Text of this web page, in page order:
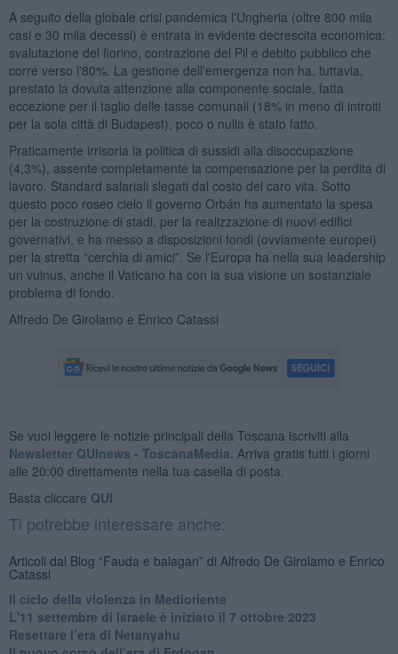
A seguito della globale crisi pandemica l'Ungheria (oltre 800 mila
casi e 30 mila decessi) è entrata in evidente decrescita economica:
svalutazione del fiorino, contrazione del Pil e debito pubblico che
corre verso l'80%. La gestione dell'emergenza non ha, tuttavia,
prestato la dovuta attenzione alla componente sociale, fatta
eccezione per il taglio delle tasse comunali (18% in meno di introiti
per la sola città di Budapest), poco o nulla è stato fatto.
Praticamente irrisoria la politica di sussidi alla disoccupazione
(4,3%), assente completamente la compensazione per la perdita di
lavoro. Standard salariali slegati dal costo del caro vita. Sotto
questo poco roseo cielo il governo Orbán ha aumentato la spesa
per la costruzione di stadi, per la realizzazione di nuovi edifici
governativi, e ha messo a disposizioni fondi (ovviamente europei)
per la stretta “cerchia di amici”. Se l'Europa ha nella sua leadership
un vulnus, anche il Vaticano ha con la sua visione un sostanziale
problema di fondo.
Alfredo De Girolamo e Enrico Catassi
Se vuoi leggere le notizie principali della Toscana iscriviti alla
Newsletter QUInews - ToscanaMedia. Arriva gratis tutti i giorni
alle 20:00 direttamente nella tua casella di posta.
Basta cliccare QUI
Ti potrebbe interessare anche:
Articoli dal Blog “Fauda e balagan” di Alfredo De Girolamo e Enrico
Catassi
Il ciclo della violenza in Medioriente
L'11 settembre di Israele è iniziato il 7 ottobre 2023
Resettare l’era di Netanyahu